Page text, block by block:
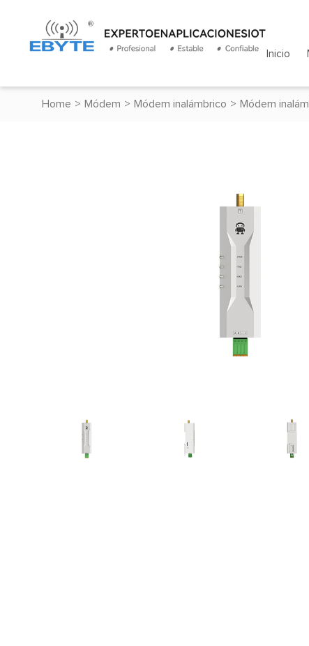
Inicio
Home > Módem > Módem inalámbrico > Módem